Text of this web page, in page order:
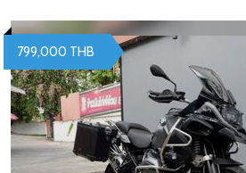
799,000 THB